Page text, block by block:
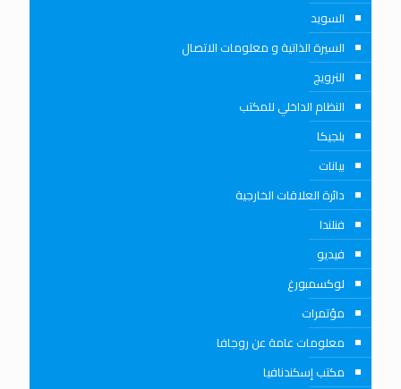
السويد
السيرة الذاتية و معلومات الاتصال
النرويج
النظام الداخلي للمكتب
بلجيكا
بيانات
دائرة العلاقات الخارجية
فنلندا
فيديو
لوكسمبورغ
مؤتمرات
معلومات عامة عن روجافا
مكتب إسكندنافيا